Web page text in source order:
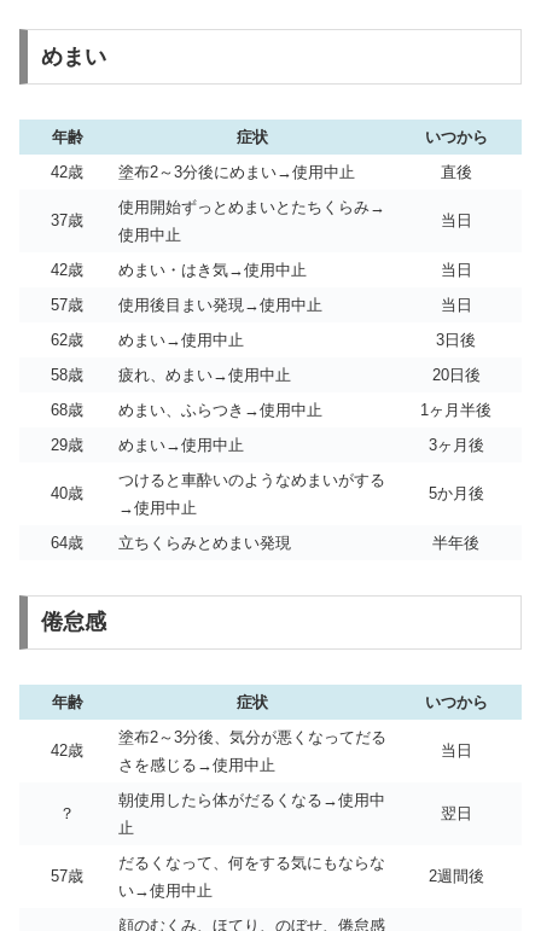
めまい
年齢 症状
いつから
42歳
塗布2～3分後にめまい→使用中止 直後
37歳
使用開始ずっとめまいとたちくらみ→
使用中止
当日
42歳 めまい・はき気→使用中止
当日
57歳
使用後目まい発現→使用中止
当日
62歳
めまい→使用中止
3日後
58歳
疲れ、めまい→使用中止
20日後
68歳
めまい、ふらつき→使用中止
1ヶ月半後
29歳
めまい→使用中止 3ヶ月後
40歳
つけると車酔いのようなめまいがする
→使用中止
5か月後
64歳 立ちくらみとめまい発現 半年後
倦怠感
年齢 症状 いつから
42歳
塗布2～3分後、気分が悪くなってだる
さを感じる→使用中止
当日
？
朝使用したら体がだるくなる→使用中
止
翌日
57歳
だるくなって、何をする気にもならな
い→使用中止
2週間後
顔のむくみ、ほてり、のぼせ、倦怠感